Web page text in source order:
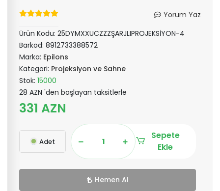
Yorum Yaz
Ürün Kodu: 25DYMXXUCZZZŞARJLIPROJEKSİYON-4
Barkod: 8912733388572
Marka: Epilons
Kategori: Projeksiyon ve Sahne
Stok: 15000
28 AZN 'den başlayan taksitlerle
331 AZN
Adet
Sepete
Ekle
Hemen Al